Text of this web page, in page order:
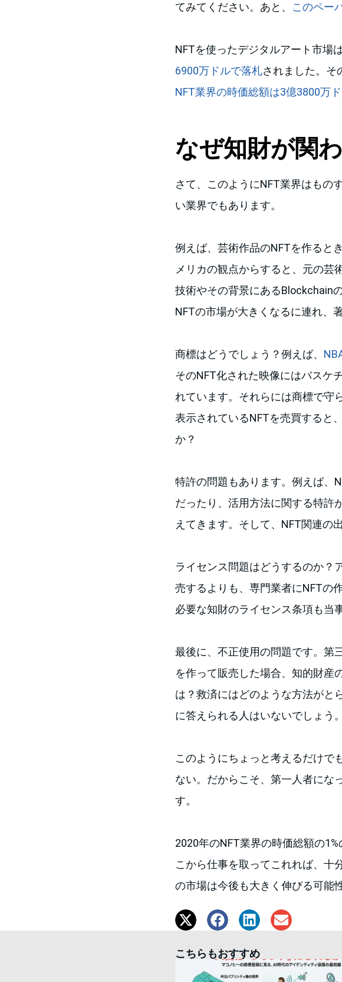
てみてください。あと、 このペー
NFTを使ったデジタルアート市場
6900万ドルで落札されました。そ
NFT業界の時価総額は3億3800万
なぜ知財が関
さて、このようにNFT業界はもの
い業界でもあります。
例えば、芸術作品のNFTを作ると
メリカの観点からすると、元の芸
技術やその背景にあるBlockchain
NFTの市場が大きくなるに連れ、
商標はどうでしょう？例えば、
そのNFT化された映像にはバスケ
れています。それらには商標で守
表示されているNFTを売買すると
か？
特許の問題もあります。例えば、
だったり、活用方法に関する特許
えてきます。そして、NFT関連の
ライセンス問題はどうするのか？
売するよりも、専門業者にNFTの
必要な知財のライセンス条項も当
最後に、不正使用の問題です。第
を作って販売した場合、知的財産
は？救済にはどのような方法がと
に答えられる人はいないでしょう。
このようにちょっと考えるだけで
ない。だからこそ、第一人者にな
す。
2020年のNFT業界の時価総額の
こから仕事を取ってこれれば、十
の市場は今後も大きく伸びる可能
こちらもおすすめ